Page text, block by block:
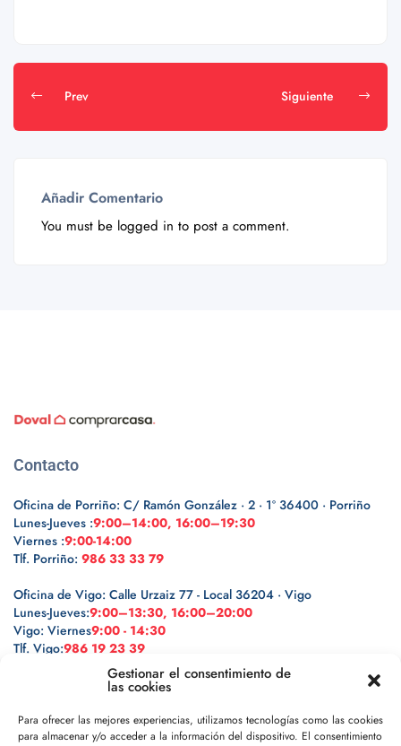
Gestionar el consentimiento de
las cookies
Para ofrecer las mejores experiencias, utilizamos tecnologías como las cookies
para almacenar y/o acceder a la información del dispositivo. El consentimiento
Prev Siguiente
Añadir Comentario
You must be logged in to post a comment.
Contacto
Oficina de Porriño: C/ Ramón González · 2 · 1º 36400 · Porriño
Lunes-Jueves :9:00–14:00, 16:00–19:30
Viernes :9:00-14:00
Tlf. Porriño: 986 33 33 79
Oficina de Vigo: Calle Urzaiz 77 - Local 36204 · Vigo
Lunes-Jueves:9:00–13:30, 16:00–20:00
Vigo: Viernes9:00 - 14:30
Tlf. Vigo:986 19 23 39